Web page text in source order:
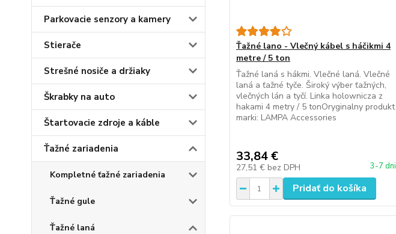
Parkovacie senzory a kamery
Stierače
Strešné nosiče a držiaky
Škrabky na auto
Štartovacie zdroje a káble
Ťažné zariadenia
Kompletné ťažné zariadenia
Ťažné gule
Ťažné laná
Ťažné lano - Vlečný kábel s háčikmi 4
metre / 5 ton
Ťažné laná s hákmi. Vlečné laná. Vlečné
laná a ťažné tyče. Široký výber ťažných,
vlečných lán a tyčí. Linka holownicza z
hakami 4 metry / 5 tonOryginalny produkt
marki: LAMPA Accessories
33,84 €
27,51 € bez DPH 3-7 dni
Pridať do košíka